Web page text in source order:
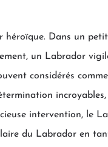
Dans un
un Labrador
considérés
intervention, le
du Labrador en